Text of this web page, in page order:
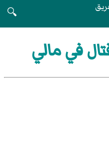
🔍
في مالي